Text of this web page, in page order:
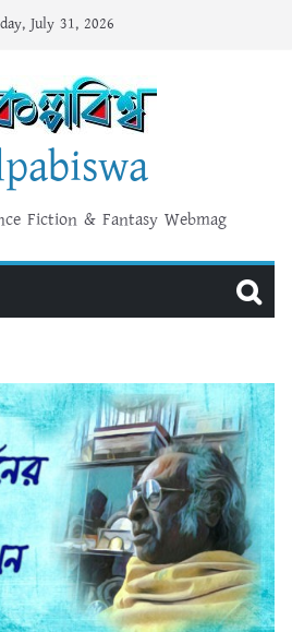
July 31, 2026
Fiction & Fantasy Webmag